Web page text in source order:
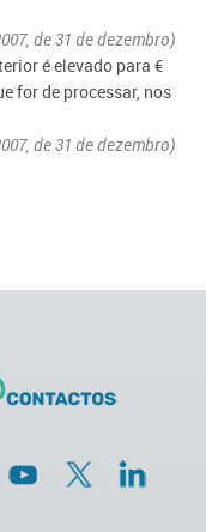
de 31 de dezembro)
é elevado para €
for de processar, nos
de 31 de dezembro)